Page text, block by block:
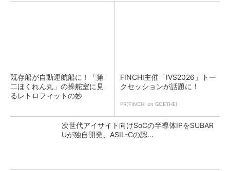
既存船が自動運航船に！「第
二ほくれん丸」の操舵室に見
るレトロフィットの妙
FINCHI主催「IVS2026」トー
クセッションが話題に！
PR(FINCHI on GOETHE)
次世代アイサイト向けSoCの半導体IPをSUBAR
Uが独自開発、ASIL-Cの認...